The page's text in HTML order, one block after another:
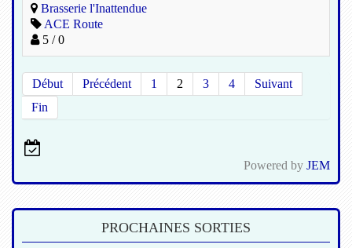
Brasserie l'Inattendue
ACE Route
5 / 0
Début Précédent 1 2 3 4
Suivant
Fin
Powered by JEM
PROCHAINES SORTIES